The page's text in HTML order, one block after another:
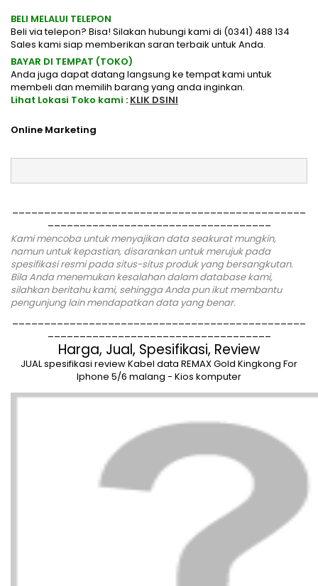
BELI MELALUI TELEPON
Beli via telepon? Bisa! Silakan hubungi kami di (0341) 488 134
Sales kami siap memberikan saran terbaik untuk Anda.
BAYAR DI TEMPAT (TOKO)
Anda juga dapat datang langsung ke tempat kami untuk
membeli dan memilih barang yang anda inginkan.
Lihat Lokasi Toko kami : KLIK DSINI
Online Marketing
Kami mencoba untuk menyajikan data seakurat mungkin,
namun untuk kepastian, disarankan untuk merujuk pada
spesifikasi resmi pada situs-situs produk yang bersangkutan.
Bila Anda menemukan kesalahan dalam database kami,
silahkanberitahu kami, sehingga Anda pun ikut membantu
pengunjung lain mendapatkan data yang benar.
Harga, Jual, Spesifikasi, Review
JUAL spesifikasi review Kabel data REMAX Gold Kingkong For
Iphone 5/6 malang - Kios komputer